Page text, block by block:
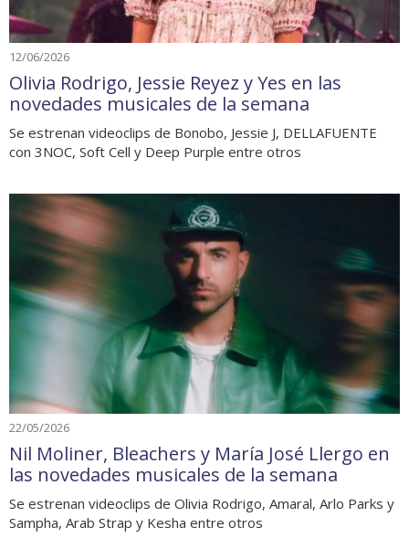
12/06/2026
Olivia Rodrigo, Jessie Reyez y Yes en las
novedades musicales de la semana
Se estrenan videoclips de Bonobo, Jessie J, DELLAFUENTE
con 3NOC, Soft Cell y Deep Purple entre otros
22/05/2026
Nil Moliner, Bleachers y María José Llergo en
las novedades musicales de la semana
Se estrenan videoclips de Olivia Rodrigo, Amaral, Arlo Parks y
Sampha, Arab Strap y Kesha entre otros